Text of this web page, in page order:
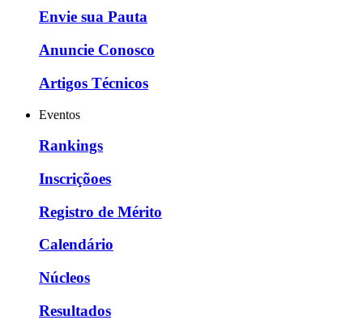
Envie sua Pauta
Anuncie Conosco
Artigos Técnicos
Eventos
Rankings
Inscriçõoes
Registro de Mérito
Calendário
Núcleos
Resultados